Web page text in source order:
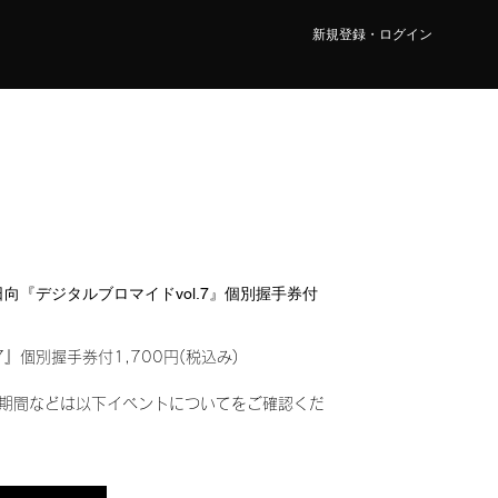
新規登録・ログイン
向『デジタルブロマイドvol.7』個別握手券付
』個別握手券付1,700円(税込み)
間などは以下イベントについてをご確認くだ